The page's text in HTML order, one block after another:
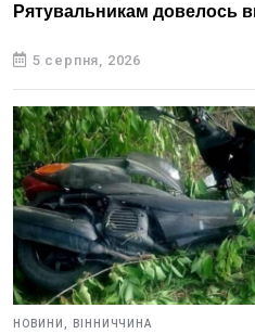
Рятувальникам довелось
5 серпня, 2026
НОВИНИ, ВІННИЧЧИНА